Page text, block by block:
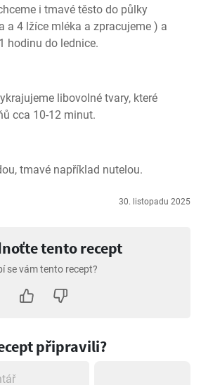
i tmavé těsto do půlky
a 4 lžíce mléka a zpracujeme ) a
hodinu do lednice.
libovolné tvary, které
cca 10-12 minut.
tmavé například nutelou.
30. listopadu 2025
tento recept
se vám tento recept?
připravili?